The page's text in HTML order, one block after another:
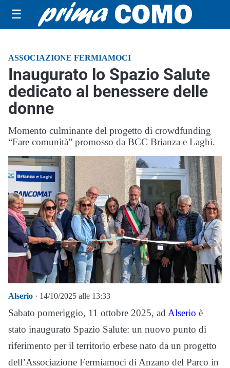
☰
ASSOCIAZIONE FERMIAMOCI
Inaugurato lo Spazio Salute
dedicato al benessere delle
donne
Momento culminante del progetto di crowdfunding
“Fare comunità” promosso da BCC Brianza e Laghi.
Alserio · 14/10/2025 alle 13:33
Sabato pomeriggio, 11 ottobre 2025, ad Alserio è
stato inaugurato Spazio Salute: un nuovo punto di
riferimento per il territorio erbese nato da un progetto
dell’Associazione Fermiamoci di Anzano del Parco in